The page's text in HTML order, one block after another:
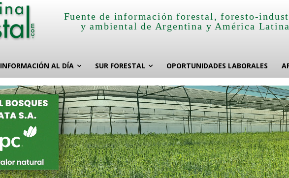
Fuente de información forestal, foresto-
y ambiental de Argentina y América
INFORMACIÓN AL DÍA SUR FORESTAL OPORTUNIDADES LABORALES